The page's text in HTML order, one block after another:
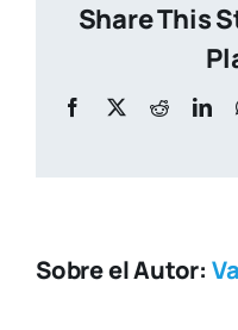
Share This
Facebook
X Reddit
Sobre el Autor: